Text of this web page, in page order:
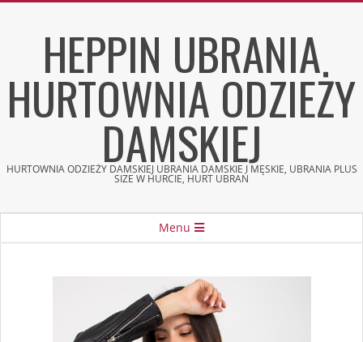
HEPPIN UBRANIA
HURTOWNIA ODZIEŻY
DAMSKIEJ
HURTOWNIA ODZIEŻY DAMSKIEJ UBRANIA DAMSKIE I MĘSKIE, UBRANIA PLUS
SIZE W HURCIE, HURT UBRAŃ
Menu